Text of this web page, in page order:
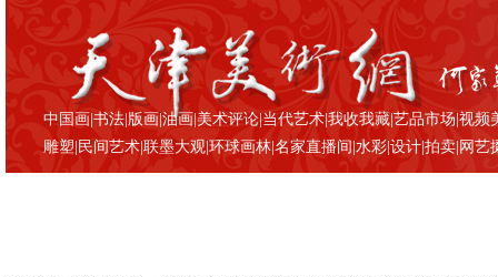
中国画 |书法 版画 |油画 |美术评论 当代艺术 |我收我藏 |艺品市场 |视频
雕塑 民间艺术 |联墨大观 |环球画林 |名家直播间 |水彩 |设计 |拍卖 网艺